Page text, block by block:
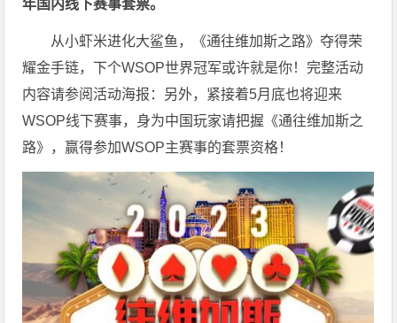
年国内线下赛事套票。
从小虾米进化大鲨鱼，《通往维加斯之路》夺得荣
耀金手链，下个WSOP世界冠军或许就是你！完整活动
内容请参阅活动海报： 另外，紧接着5月底也将迎来
WSOP线下赛事，身为中国玩家请把握《通往维加斯之
路》，赢得参加WSOP主赛事的套票资格！